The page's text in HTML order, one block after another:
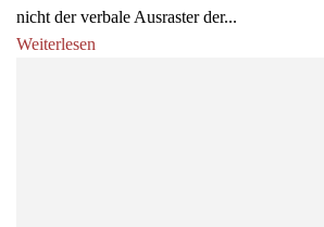
nicht der verbale Ausraster der...
Weiterlesen